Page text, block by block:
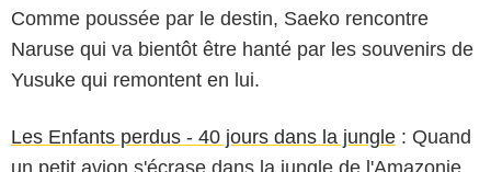
Comme poussée par le destin, Saeko rencontre
Naruse qui va bientôt être hanté par les souvenirs de
Yusuke qui remontent en lui.
Les Enfants perdus - 40 jours dans la jungle : Quand
un petit avion s'écrase dans la jungle de l'Amazonie